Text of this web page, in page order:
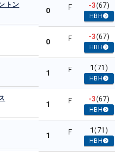
トン
0 F -3(67)
HBH
0 F -3(67)
HBH
1 F 1(71)
HBH
1 F -3(67)
HBH
1 F 1(71)
HBH